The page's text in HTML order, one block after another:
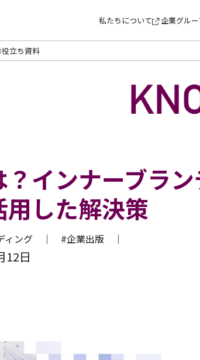
私たちについて 企業グル
役立ち資料
インナーブラ
した解決策
ィング ｜ #企業出版 ｜
12日